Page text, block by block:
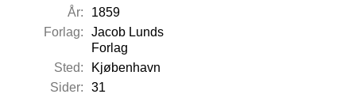
År:
1859
Forlag:
Jacob Lunds
Forlag
Sted:
Kjøbenhavn
Sider:
31